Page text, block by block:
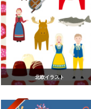
北欧イラスト